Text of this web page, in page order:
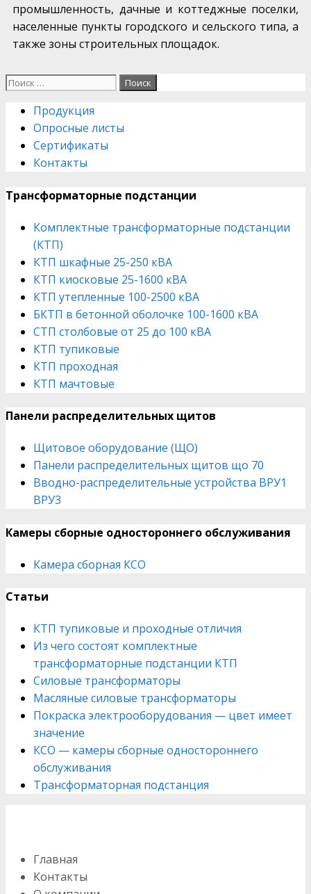
промышленность, дачные и коттеджные поселки,
населенные пункты городского и сельского типа, а
также зоны строительных площадок.
Search
Продукция
Опросные листы
Сертификаты
Контакты
Трансформаторные подстанции
Комплектные трансформаторные подстанции
(КТП)
КТП шкафные 25-250 кВА
КТП киосковые 25-1600 кВА
КТП утепленные 100-2500 кВА
БКТП в бетонной оболочке 100-1600 кВА
СТП столбовые от 25 до 100 кВА
КТП тупиковые
КТП проходная
КТП мачтовые
Панели распределительных щитов
Щитовое оборудование (ЩО)
Панели распределительных щитов що 70
Вводно-распределительные устройства ВРУ1
ВРУ3
Камеры сборные одностороннего обслуживания
Камера сборная КСО
Статьи
КТП тупиковые и проходные отличия
Из чего состоят комплектные
трансформаторные подстанции КТП
Силовые трансформаторы
Масляные силовые трансформаторы
Покраска электрооборудования — цвет имеет
значение
КСО — камеры сборные одностороннего
обслуживания
Трансформаторная подстанция
Главная
Контакты